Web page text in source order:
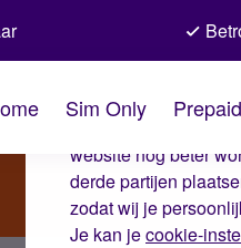
De
Wij gebruiken
website nog beter
derde partijen
zodat wij je
Je kan jecookie-
Sim Only Prepaid